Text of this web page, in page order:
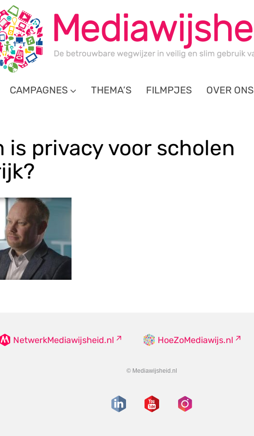
CAMPAGNES THEMA’S FILMPJES OVER ONS
is privacy voor scholen
NetwerkMediawijsheid.nl HoeZoMediawijs.nl
© Mediawijsheid.nl